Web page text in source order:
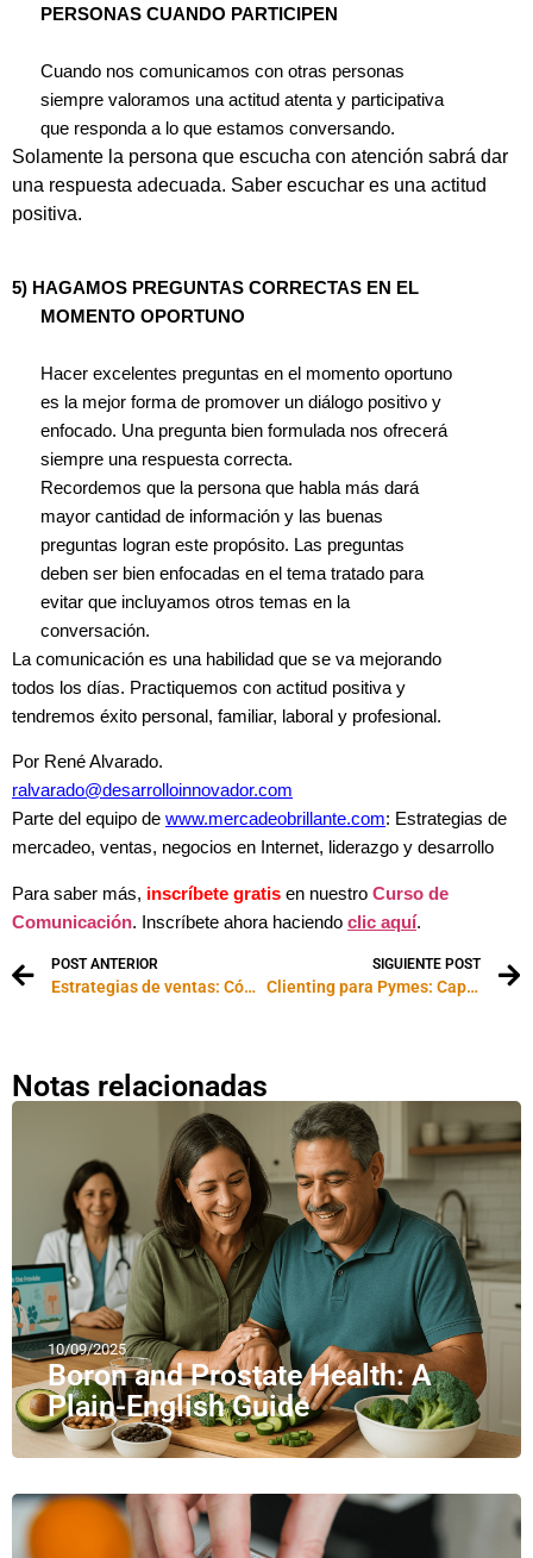
PERSONAS CUANDO PARTICIPEN
Cuando nos comunicamos con otras personas
siempre valoramos una actitud atenta y participativa
que responda a lo que estamos conversando.
Solamente la persona que escucha con atención sabrá dar
una respuesta adecuada. Saber escuchar es una actitud
positiva.
5) HAGAMOS PREGUNTAS CORRECTAS EN EL
MOMENTO OPORTUNO
Hacer excelentes preguntas en el momento oportuno
es la mejor forma de promover un diálogo positivo y
enfocado. Una pregunta bien formulada nos ofrecerá
siempre una respuesta correcta.
Recordemos que la persona que habla más dará
mayor cantidad de información y las buenas
preguntas logran este propósito. Las preguntas
deben ser bien enfocadas en el tema tratado para
evitar que incluyamos otros temas en la
conversación.
La comunicación es una habilidad que se va mejorando
todos los días. Practiquemos con actitud positiva y
tendremos éxito personal, familiar, laboral y profesional.
Por René Alvarado.
ralvarado@desarrolloinnovador.com
Parte del equipo de www.mercadeobrillante.com: Estrategias de
mercadeo, ventas, negocios en Internet, liderazgo y desarrollo
Para saber más, inscríbete gratis en nuestro Curso de
Comunicación. Inscríbete ahora haciendo clic aquí.
POST ANTERIOR
Estrategias de ventas: Cómo desarrollar el poder de la convicción
SIGUIENTE POST
Clienting para Pymes: Capacitación Vs. “Recapacitación”
Notas relacionadas
10/09/2025
Boron and Prostate Health: A
Plain-English Guide